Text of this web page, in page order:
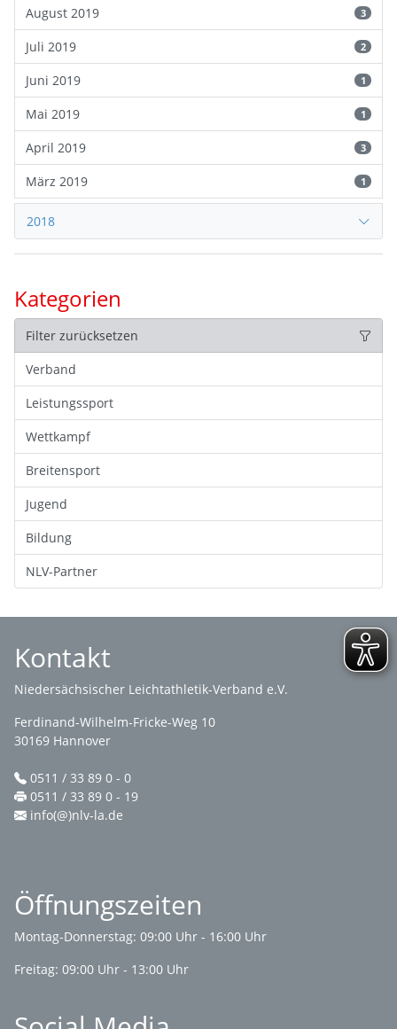
August 2019 3
Juli 2019 2
Juni 2019 1
Mai 2019 1
April 2019 3
März 2019 1
2018
Kategorien
Filter zurücksetzen
Verband
Leistungssport
Wettkampf
Breitensport
Jugend
Bildung
NLV-Partner
Kontakt
Niedersächsischer Leichtathletik-Verband e.V.
Ferdinand-Wilhelm-Fricke-Weg 10
30169 Hannover
0511 / 33 89 0 - 0
0511 / 33 89 0 - 19
info(@)nlv-la.de
Öffnungszeiten
Montag-Donnerstag: 09:00 Uhr - 16:00 Uhr
Freitag: 09:00 Uhr - 13:00 Uhr